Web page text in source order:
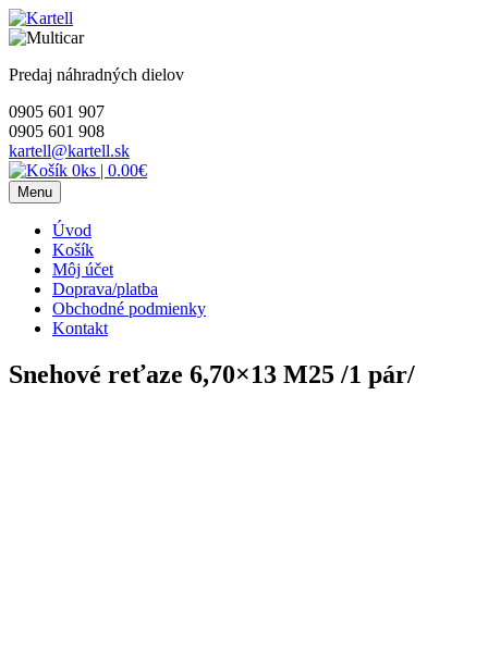
Skip
to
Predaj náhradných dielov
0905 601 907
0905 601 908
kartell@kartell.sk
0ks | 0.00€
Menu
Úvod
Košík
Môj účet
Doprava/platba
Obchodné podmienky
Kontakt
Snehové reťaze 6,70×13 M25 /1 pár/